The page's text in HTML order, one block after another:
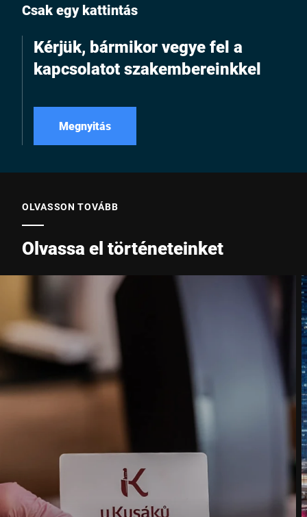
Csak egy kattintás
Kérjük, bármikor vegye fel a
kapcsolatot szakembereinkkel
Megnyitás
OLVASSON TOVÁBB
Olvassa el történeteinket